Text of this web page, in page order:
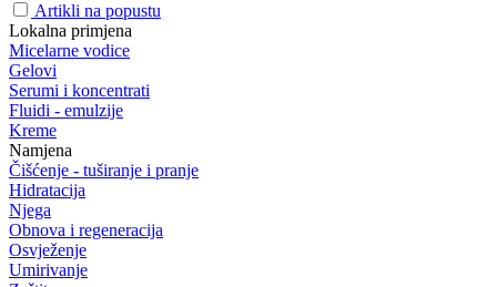
Artikli na popustu
Lokalna primjena
Micelarne vodice
Gelovi
Serumi i koncentrati
Fluidi - emulzije
Kreme
Namjena
Čišćenje - tuširanje i pranje
Hidratacija
Njega
Obnova i regeneracija
Osvježenje
Umirivanje